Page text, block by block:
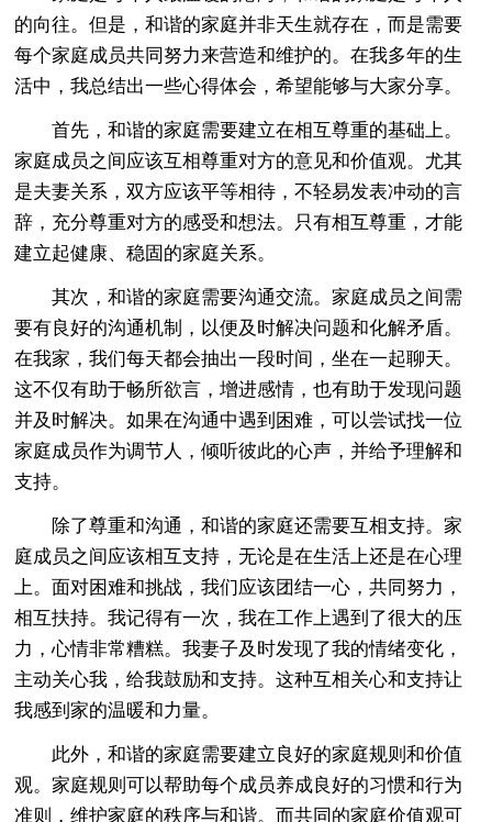
的向往。但是，和谐的家庭并非天生就存在，而是需要
每个家庭成员共同努力来营造和维护的。在我多年的生
活中，我总结出一些心得体会，希望能够与大家分享。
首先，和谐的家庭需要建立在相互尊重的基础上。
家庭成员之间应该互相尊重对方的意见和价值观。尤其
是夫妻关系，双方应该平等相待，不轻易发表冲动的言
辞，充分尊重对方的感受和想法。只有相互尊重，才能
建立起健康、稳固的家庭关系。
其次，和谐的家庭需要沟通交流。家庭成员之间需
要有良好的沟通机制，以便及时解决问题和化解矛盾。
在我家，我们每天都会抽出一段时间，坐在一起聊天。
这不仅有助于畅所欲言，增进感情，也有助于发现问题
并及时解决。如果在沟通中遇到困难，可以尝试找一位
家庭成员作为调节人，倾听彼此的心声，并给予理解和
支持。
除了尊重和沟通，和谐的家庭还需要互相支持。家
庭成员之间应该相互支持，无论是在生活上还是在心理
上。面对困难和挑战，我们应该团结一心，共同努力，
相互扶持。我记得有一次，我在工作上遇到了很大的压
力，心情非常糟糕。我妻子及时发现了我的情绪变化，
主动关心我，给我鼓励和支持。这种互相关心和支持让
我感到家的温暖和力量。
此外，和谐的家庭需要建立良好的家庭规则和价值
观。家庭规则可以帮助每个成员养成良好的习惯和行为
准则，维护家庭的秩序与和谐。而共同的家庭价值观可